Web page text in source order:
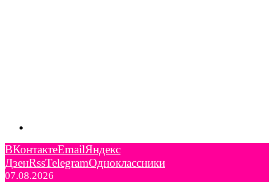
ВКонтактеEmailЯндекс
ДзенRssTelegramОдноклассники
07.08.2026